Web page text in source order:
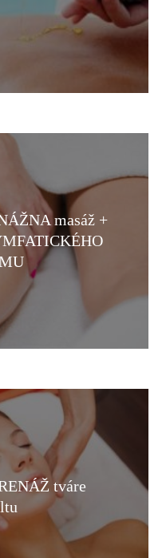
masáž +
tváre